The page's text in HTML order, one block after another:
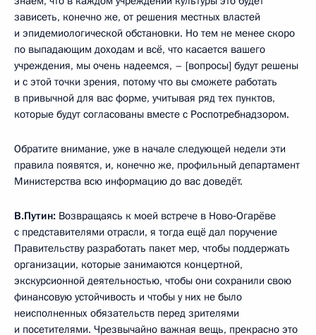
зависеть, конечно же, от решения местных властей
и эпидемиологической обстановки. Но тем не менее скоро
по выпадающим доходам и всё, что касается вашего
учреждения, мы очень надеемся, – [вопросы] будут решены
и с этой точки зрения, потому что вы сможете работать
в привычной для вас форме, учитывая ряд тех пунктов,
которые будут согласованы вместе с Роспотребнадзором.
Обратите внимание, уже в начале следующей недели эти
правила появятся, и, конечно же, профильный департамент
Министерства всю информацию до вас доведёт.
В.Путин: Возвращаясь к моей встрече в Ново‑Огарёве
с представителями отрасли, я тогда ещё дал поручение
Правительству разработать пакет мер, чтобы поддержать
организации, которые занимаются концертной,
экскурсионной деятельностью, чтобы они сохранили свою
финансовую устойчивость и чтобы у них не было
неисполненных обязательств перед зрителями
и посетителями. Чрезвычайно важная вещь, прекрасно это